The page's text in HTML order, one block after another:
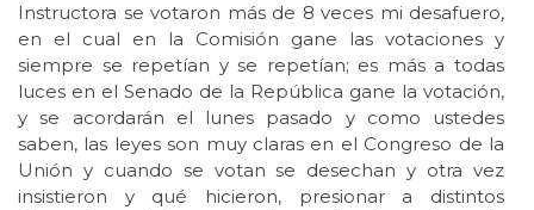
Instructora se votaron más de 8 veces mi desafuero,
en el cual en la Comisión gane las votaciones y
siempre se repetían y se repetían; es más a todas
luces en el Senado de la República gane la votación,
y se acordarán el lunes pasado y como ustedes
saben, las leyes son muy claras en el Congreso de la
Unión y cuando se votan se desechan y otra vez
insistieron y qué hicieron, presionar a distintos